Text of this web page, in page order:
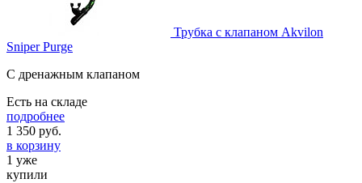
Трубка с клапаном Akvilon
Sniper Purge
С дренажным клапаном
Есть на складе
подробнее
1 350 руб.
в корзину
1 уже
купили